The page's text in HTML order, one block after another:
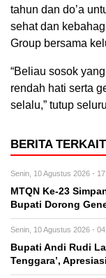
tahun dan do’a
sehat dan
Group bersama
“Beliau sosok
rendah hati serta
selalu,” tutup
BERITA TERKAIT
Senin, 10 Agustus 2026 -
MTQN Ke-23
Bupati Dorong
Senin, 10 Agustus 2026 -
Bupati Andi Rudi
Tenggara’,